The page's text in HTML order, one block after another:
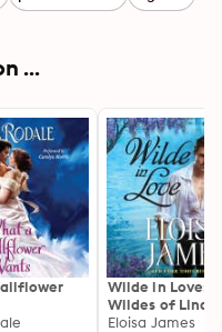
...
Wilde in Love:
Wildes of
Castle
Eloisa James